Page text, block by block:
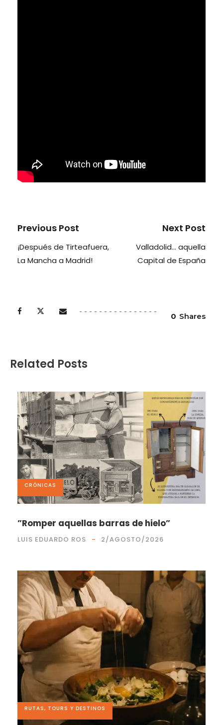
Previous Post
¡Después de Tirteafuera,
La Mancha a Madrid!
Next Post
Valladolid… aquella
Capital de España
0 Shares
Related Posts
CRÓNICAS
”Romper aquellas barras de hielo”
LUIS EDUARDO ROS 2/AGOSTO/2026
RUTAS, TOURS Y DESTINOS